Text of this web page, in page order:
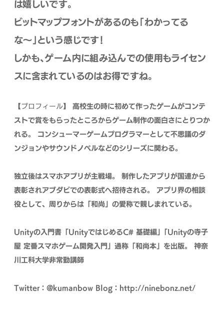
は嬉しいです。
ビットマップフォントがあるのも「わかってる
な〜」という感じです！
しかも、ゲーム内に組み込んでの使用もライセン
スに含まれているのはお得ですね。
【プロフィール】
高校生の時に初めて作ったゲームがコンテ
ストで賞をもらったところからゲーム制作の面白さにとりつか
れる。
コンシューマーゲームプログラマーとして不思議のダ
ンジョンやサウンドノベルなどのシリーズに関わる。
独立後はスマホアプリが主戦場。
制作したアプリが国連から
表彰されアブダビでの表彰式へ招待される。
アプリ界の相談
役として、周りからは「和尚」の愛称で親しまれている。
Unityの入門書「UnityではじめるC# 基礎編」「Unityの寺子
屋 定番スマホゲーム開発入門」通称「和尚本」を出版。
神奈
川工科大学非常勤講師
Twitter：@kumanbow Blog：http://ninebonz.net/